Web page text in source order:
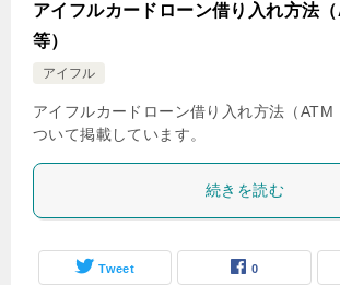
アイフルカードローン借り入れ方法
等）
アイフル
アイフルカードローン借り入れ方法（ATM
ついて掲載しています。
続きを読む
Tweet 0